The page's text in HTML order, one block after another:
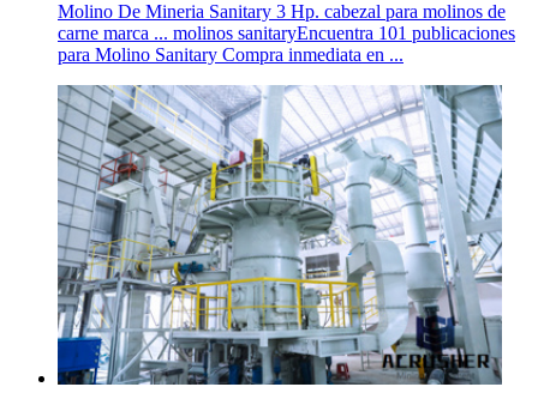
Molino De Mineria Sanitary 3 Hp. cabezal para molinos de
carne marca ... molinos sanitaryEncuentra 101 publicaciones
para Molino Sanitary Compra inmediata en ...